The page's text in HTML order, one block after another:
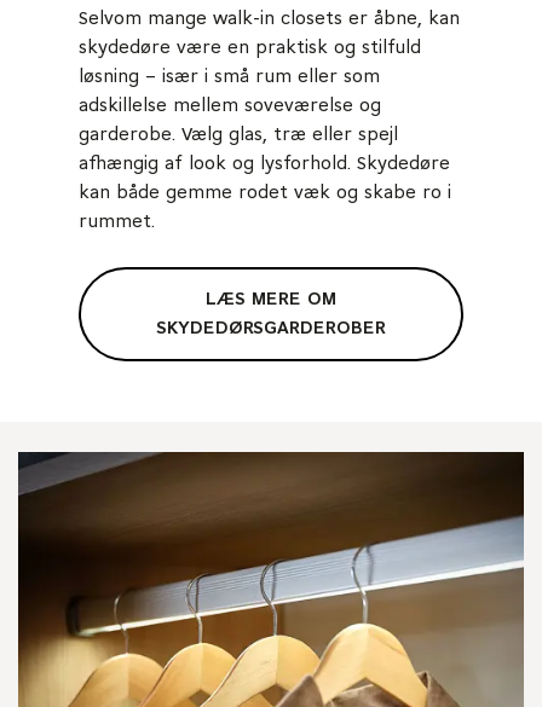
Selvom mange walk-in closets er åbne, kan
skydedøre være en praktisk og stilfuld
løsning – især i små rum eller som
adskillelse mellem soveværelse og
garderobe. Vælg glas, træ eller spejl
afhængig af look og lysforhold. Skydedøre
kan både gemme rodet væk og skabe ro i
rummet.
LÆS MERE OM
SKYDEDØRSGARDEROBER